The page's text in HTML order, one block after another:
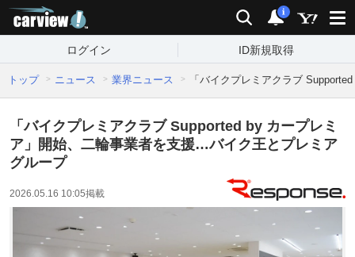
検索 通知
i
ログイン ID新規取得
トップ ニュース 業界ニュース 「バイクプレミアクラブ
「バイクプレミアクラブ Supported by カープレミ
ア」開始、二輪事業者を支援…バイク王とプレミア
グループ
2026.05.16 10:05掲載